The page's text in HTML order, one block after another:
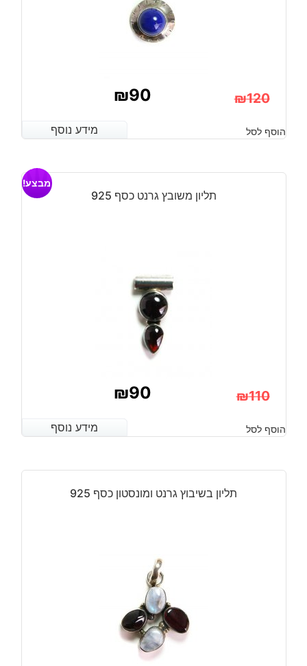
₪120
המקורי
היה:
₪90
הנוכחי
הוא:
מידע נוסף הוסף לסל מידע נוסף
תליון משובץ גרנט כסף 925
מבצע!
₪110
המקורי
היה:
₪110.
₪90
הנוכחי
הוא:
מידע נוסף הוסף לסל מידע נוסף
תליון בשיבוץ גרנט ומונסטון כסף 925